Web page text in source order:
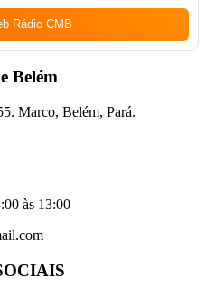
Rádio CMB
Belém
Marco, Belém, Pará.
às 13:00